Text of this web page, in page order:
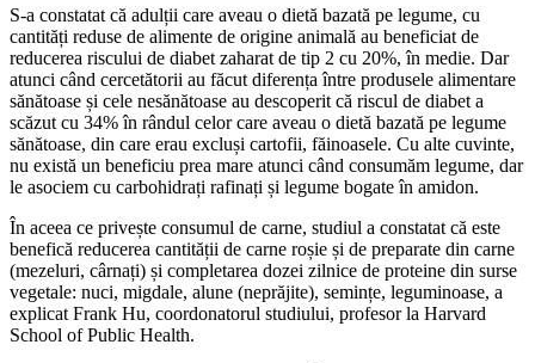
S-a constatat că adulții care aveau o dietă bazată pe legume, cu
cantități reduse de alimente de origine animală au beneficiat de
reducerea riscului de diabet zaharat de tip 2 cu 20%, în medie. Dar
atunci când cercetătorii au făcut diferența între produsele alimentare
sănătoase și cele nesănătoase au descoperit că riscul de diabet a
scăzut cu 34% în rândul celor care aveau o dietă bazată pe legume
sănătoase, din care erau excluși cartofii, făinoasele. Cu alte cuvinte,
nu există un beneficiu prea mare atunci când consumăm legume, dar
le asociem cu carbohidrați rafinați și legume bogate în amidon.
În aceea ce privește consumul de carne, studiul a constatat că este
benefică reducerea cantității de carne roșie și de preparate din carne
(mezeluri, cârnați) și completarea dozei zilnice de proteine din surse
vegetale: nuci, migdale, alune (neprăjite), semințe, leguminoase, a
explicat Frank Hu, coordonatorul studiului, profesor la Harvard
School of Public Health.